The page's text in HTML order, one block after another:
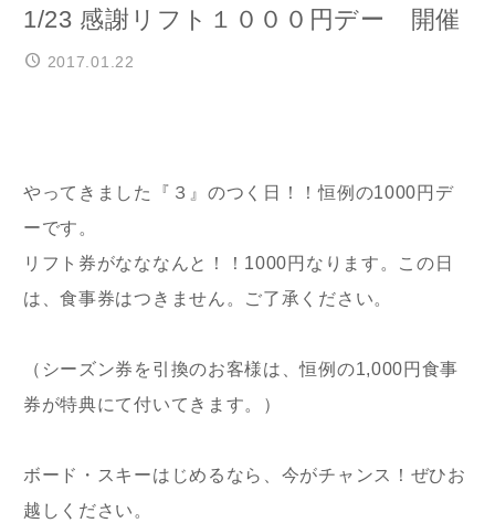
1/23 感謝リフト１０００円デー 開催
2017.01.22
やってきました『３』のつく日！！恒例の1000円デ
ーです。
リフト券がなななんと！！1000円なります。この日
は、食事券はつきません。ご了承ください。
（シーズン券を引換のお客様は、恒例の1,000円食事
券が特典にて付いてきます。）
ボード・スキーはじめるなら、今がチャンス！ぜひお
越しください。